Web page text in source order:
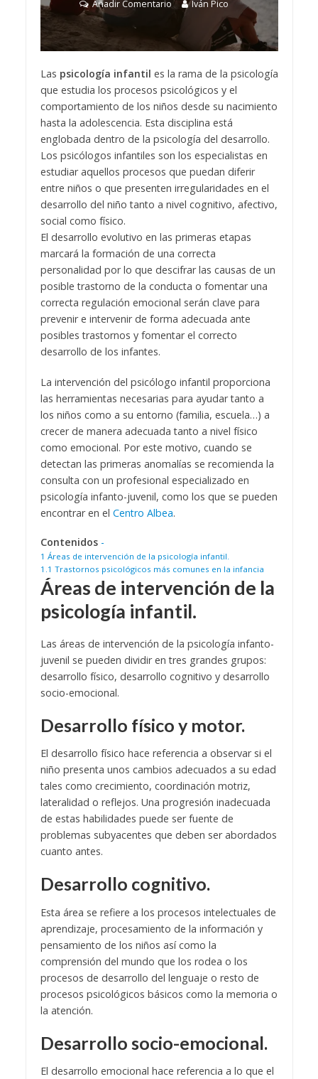
Añadir Comentario Iván Pico
Las psicología infantil es la rama de la psicología
que estudia los procesos psicológicos y el
comportamiento de los niños desde su nacimiento
hasta la adolescencia. Esta disciplina está
englobada dentro de la psicología del desarrollo.
Los psicólogos infantiles son los especialistas en
estudiar aquellos procesos que puedan diferir
entre niños o que presenten irregularidades en el
desarrollo del niño tanto a nivel cognitivo, afectivo,
social como físico.
El desarrollo evolutivo en las primeras etapas
marcará la formación de una correcta
personalidad por lo que descifrar las causas de un
posible trastorno de la conducta o fomentar una
correcta regulación emocional serán clave para
prevenir e intervenir de forma adecuada ante
posibles trastornos y fomentar el correcto
desarrollo de los infantes.
La intervención del psicólogo infantil proporciona
las herramientas necesarias para ayudar tanto a
los niños como a su entorno (familia, escuela…) a
crecer de manera adecuada tanto a nivel físico
como emocional. Por este motivo, cuando se
detectan las primeras anomalías se recomienda la
consulta con un profesional especializado en
psicología infanto-juvenil, como los que se pueden
encontrar en el Centro Albea.
Contenidos -
1 Áreas de intervención de la psicología infantil.
1.1 Trastornos psicológicos más comunes en la infancia
Áreas de intervención de la
psicología infantil.
Las áreas de intervención de la psicología infanto-
juvenil se pueden dividir en tres grandes grupos:
desarrollo físico, desarrollo cognitivo y desarrollo
socio-emocional.
Desarrollo físico y motor.
El desarrollo físico hace referencia a observar si el
niño presenta unos cambios adecuados a su edad
tales como crecimiento, coordinación motriz,
lateralidad o reflejos. Una progresión inadecuada
de estas habilidades puede ser fuente de
problemas subyacentes que deben ser abordados
cuanto antes.
Desarrollo cognitivo.
Esta área se refiere a los procesos intelectuales de
aprendizaje, procesamiento de la información y
pensamiento de los niños así como la
comprensión del mundo que los rodea o los
procesos de desarrollo del lenguaje o resto de
procesos psicológicos básicos como la memoria o
la atención.
Desarrollo socio-emocional.
El desarrollo emocional hace referencia a lo que el